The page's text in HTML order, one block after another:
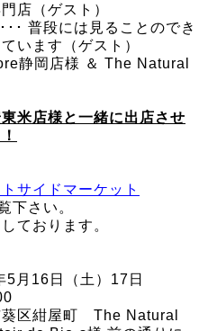
店（ゲスト）
･ 普段には見ることのでき
います（ゲスト）
静岡店様 ＆ The Natural
米店様と一緒に出店させ
サイドマーケット
下さい。
ております。
16日（土）17日
紺屋町 The Natural